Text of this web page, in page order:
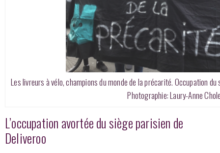
Les livreurs à vélo, champions du monde de la précarité. Occupation
Photographie: Laury-Anne
L’occupation avortée du siège parisien de
Deliveroo